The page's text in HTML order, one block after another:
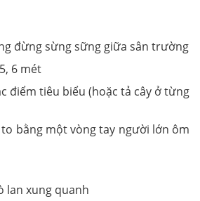
đừng sừng sững giữa sân trường
6 mét
điểm tiêu biểu (hoặc tả cây ở từng
to bằng một vòng tay người lớn ôm
lan xung quanh